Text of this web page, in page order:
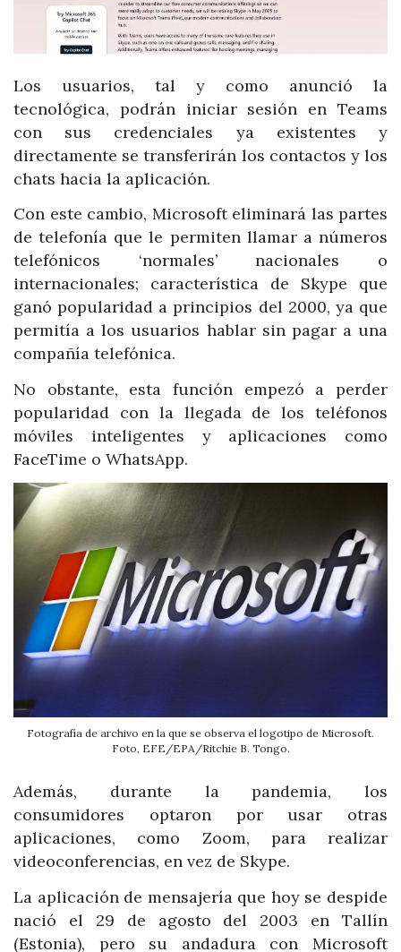
Los usuarios, tal y como anunció la
tecnológica, podrán iniciar sesión en Teams
con sus credenciales ya existentes y
directamente se transferirán los contactos y los
chats hacia la aplicación.
Con este cambio, Microsoft eliminará las partes
de telefonía que le permiten llamar a números
telefónicos ‘normales’ nacionales o
internacionales; característica de Skype que
ganó popularidad a principios del 2000, ya que
permitía a los usuarios hablar sin pagar a una
compañía telefónica.
No obstante, esta función empezó a perder
popularidad con la llegada de los teléfonos
móviles inteligentes y aplicaciones como
FaceTime o WhatsApp.
Fotografía de archivo en la que se observa el logotipo de Microsoft.
Foto, EFE/EPA/Ritchie B. Tongo.
Además, durante la pandemia, los
consumidores optaron por usar otras
aplicaciones, como Zoom, para realizar
videoconferencias, en vez de Skype.
La aplicación de mensajería que hoy se despide
nació el 29 de agosto del 2003 en Tallín
(Estonia), pero su andadura con Microsoft